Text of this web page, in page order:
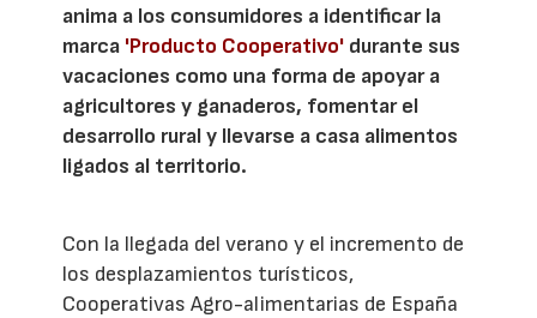
anima a los consumidores a identificar la
marca 'Producto Cooperativo' durante sus
vacaciones como una forma de apoyar a
agricultores y ganaderos, fomentar el
desarrollo rural y llevarse a casa alimentos
ligados al territorio.
Con la llegada del verano y el incremento de
los desplazamientos turísticos,
Cooperativas Agro-alimentarias de España